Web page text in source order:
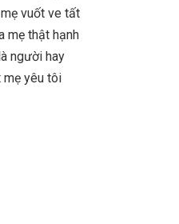
vuốt ve tất
mẹ thật hạnh
người hay
mẹ yêu tôi